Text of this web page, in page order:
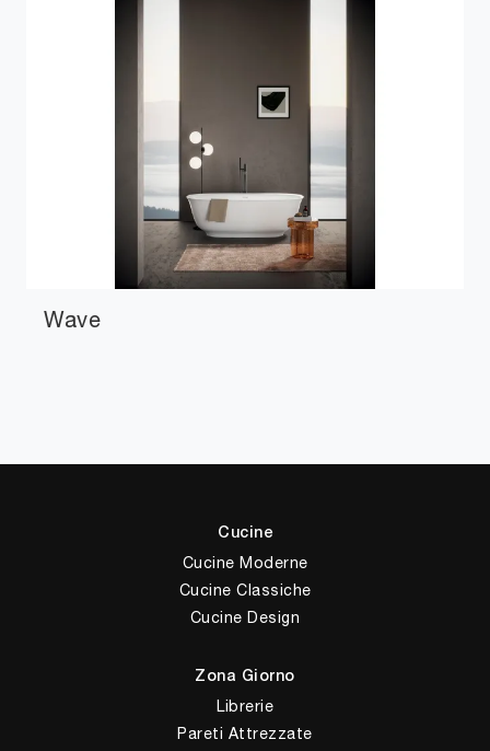
Wave
Cucine
Cucine Moderne
Cucine Classiche
Cucine Design
Zona Giorno
Librerie
Pareti Attrezzate